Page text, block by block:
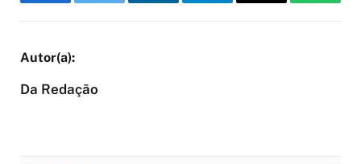
Da Redação